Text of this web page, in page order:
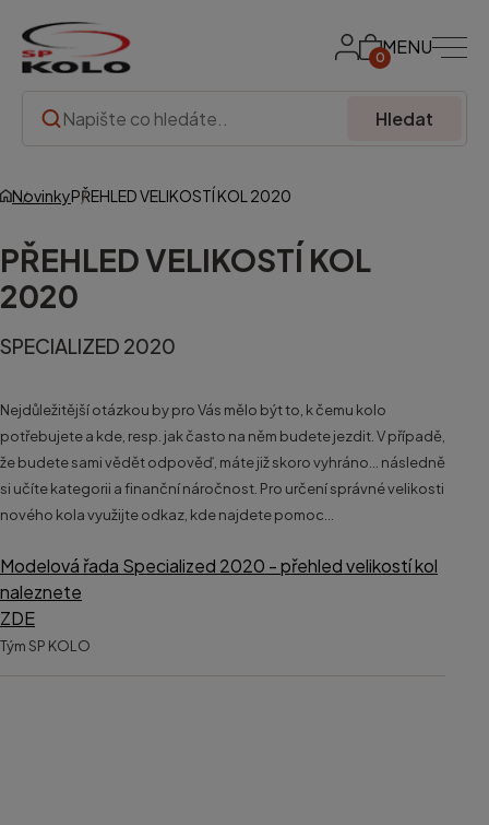
0MENU
Hledat
NovinkyPŘEHLED VELIKOSTÍ KOL 2020
PŘEHLED VELIKOSTÍ KOL
2020
SPECIALIZED 2020
Nejdůležitější otázkou by pro Vás mělo být to, k čemu kolo
potřebujete a kde, resp. jak často na něm budete jezdit. V případě,
že budete sami vědět odpověď, máte již skoro vyhráno... následně
si učíte kategorii a finanční náročnost. Pro určení správné velikosti
nového kola využijte odkaz, kde najdete pomoc...
Modelová řada Specialized 2020 - přehled velikostí kol
naleznete
ZDE
Tým SP KOLO